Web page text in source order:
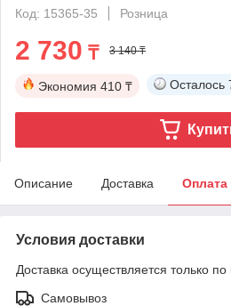
Код: 15365-35
Розница
2 730 ₸ 3 140 ₸
Экономия 410 ₸ Осталось
Описание Доставка Оплата
Условия доставки
Доставка осуществляется только по
Самовывоз